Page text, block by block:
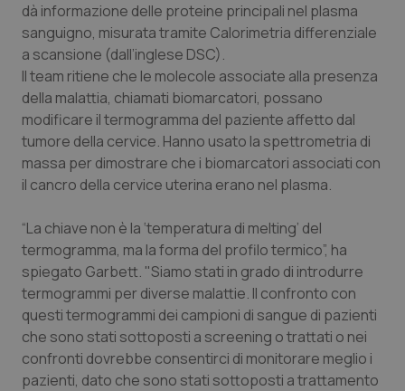
Molise
Piemonte
Provincia Autonoma di Bolzano
Provincia Autonoma di Trento
Puglia
Sardegna
Sicilia
Toscana
Epatiti
HIV
Infezioni & Febbre
Ipertensione & Scompenso
Malattie rare
Malattia di Crohn & Rettocolite Ulcerosa
Neuroscienze & patologie neurodegenerative
Obesità
dà informazione delle proteine principali nel plasma
sanguigno, misurata tramite Calorimetria differenziale
a scansione (dall’inglese DSC).
Il team ritiene che le molecole associate alla presenza
della malattia, chiamati biomarcatori, possano
modificare il termogramma del paziente affetto dal
tumore della cervice. Hanno usato la spettrometria di
massa per dimostrare che i biomarcatori associati con
il cancro della cervice uterina erano nel plasma.
“La chiave non è la ‘temperatura di melting’ del
termogramma, ma la forma del profilo termico”, ha
spiegato Garbett. "Siamo stati in grado di introdurre
termogrammi per diverse malattie. Il confronto con
questi termogrammi dei campioni di sangue di pazienti
che sono stati sottoposti a screening o trattati o nei
confronti dovrebbe consentirci di monitorare meglio i
pazienti, dato che sono stati sottoposti a trattamento